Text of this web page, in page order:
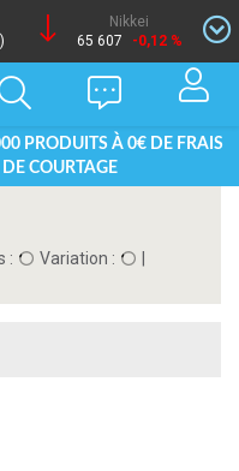
Nikkei
65 607
-0,12 %
PRODUITS À 0€ DE FRAIS
DE COURTAGE
: Variation :